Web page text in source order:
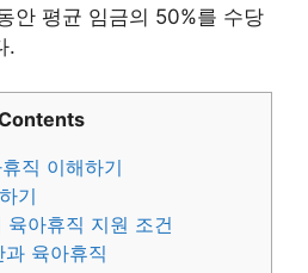
안 평균 임금의 50%를 수당
.
직 이해하기
기
육아휴직 지원 조건
육아휴직